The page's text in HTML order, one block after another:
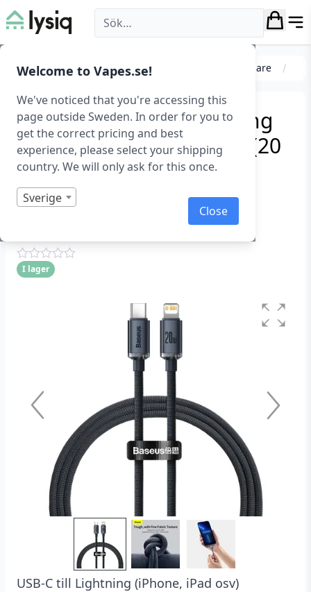
Welcome to Vapes.se!
We've noticed that you're accessing this
page outside Sweden. In order for you to
get the correct pricing and best
experience, please select your shipping
country. We will only ask for this once.
Sverige
Close
Lysiq
Kablar & laddare Mobilladdare iPhone-laddare
Flätad USB-C till Lightning
kabel för iPhone & iPad (20
W, 1.2 m, Svart)
Baseus Crystal Shine Snabbladdare USB-C till
Betygsatt
1
0 I lager
USB-C till Lightning (iPhone, iPad osv)